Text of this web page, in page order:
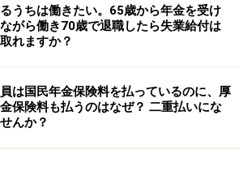
ものです。最新の内容をご確認くださ
な情報提供を目的としており、特定の金融
るものではありません。
る最終的なご判断はご自身の責任において
全性については十分に配慮しております
るものではなく、これに基づく損失・損害
の責任を負いません。
ては、必ず各金融機関やサービス提供者
ださい。
うちは働きたい。65歳から年金を受け
がら働き70歳で退職したら失業給付は
れますか？
は国民年金保険料を払っているのに、厚
保険料も払うのはなぜ？ 二重払いにな
んか？